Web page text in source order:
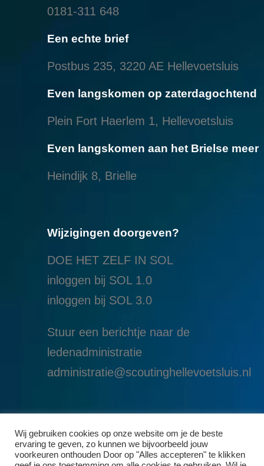
0181-311 648
Een echte brief
Postbus 235, 3220 AE Hellevoetsluis
Even langskomen op zaterdagochtend
Plein Fort Haerlem 1, Hellevoetsluis
Even langskomen aan het Brielse meer
Heindijk 8, Brielle
Wijzigingen doorgeven?
DOE HET ZELF IN SOL
inloggen bij SOL 1.0
inloggen bij SOL 3.0
Stuur een berichtje naar de
ledenadministratie
administratie@scoutinghellevoetsluis.nl
Wij gebruiken cookies op onze website om je de beste
ervaring te geven, zo kunnen we bijvoorbeeld jouw
voorkeuren onthouden Door op "Alles accepteren" te klikken